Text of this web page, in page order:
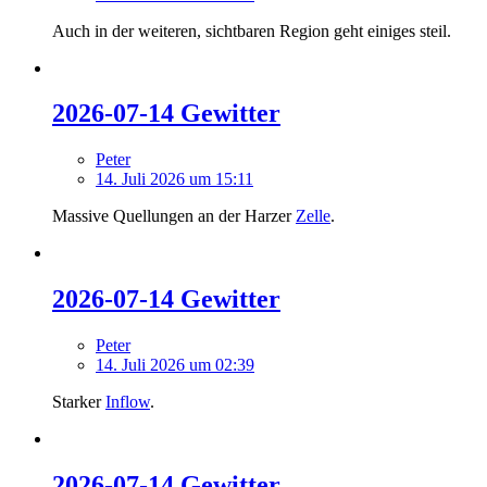
Auch in der weiteren, sichtbaren Region geht einiges steil.
2026-07-14 Gewitter
Peter
14. Juli 2026 um 15:11
Massive Quellungen an der Harzer Zelle.
2026-07-14 Gewitter
Peter
14. Juli 2026 um 02:39
StarkerInflow.